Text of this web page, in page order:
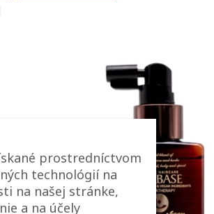
prostredníctvom
technológií na
na našej stránke,
a na účely